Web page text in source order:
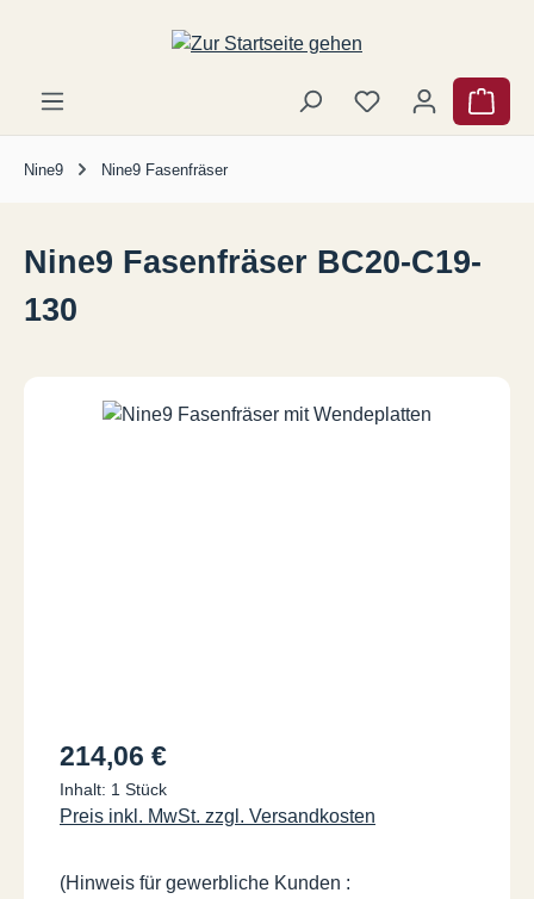
Zum Hauptinhalt springen
Nine9 Nine9 Fasenfräser
Nine9 Fasenfräser BC20-C19-
130
Regulärer Preis:
214,06 €
Inhalt: 1 Stück
Preis inkl. MwSt. zzgl. Versandkosten
(Hinweis für gewerbliche Kunden :